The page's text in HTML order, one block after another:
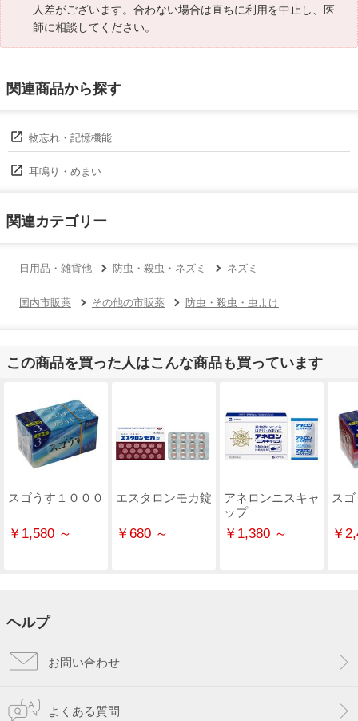
人差がございます。合わない場合は直ちに利用を中止し、医
師に相談してください。
関連商品から探す
物忘れ・記憶機能
耳鳴り・めまい
関連カテゴリー
日用品・雑貨他 防虫・殺虫・ネズミ ネズミ
国内市販薬 その他の市販薬 防虫・殺虫・虫よけ
この商品を買った人はこんな商品も買っています
スゴうす１０００
￥1,580 ～
エスタロンモカ錠
￥680 ～
アネロンニスキャ
ップ
￥1,380 ～
ス
￥
ヘルプ
お問い合わせ
よくある質問